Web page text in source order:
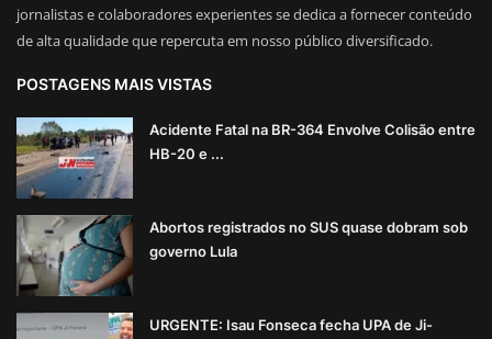
jornalistas e colaboradores experientes se dedica a fornecer conteúdo
de alta qualidade que repercuta em nosso público diversificado.
POSTAGENS MAIS VISTAS
Acidente Fatal na BR-364 Envolve Colisão entre
HB-20 e ...
Abortos registrados no SUS quase dobram sob
governo Lula
URGENTE: Isau Fonseca fecha UPA de Ji-